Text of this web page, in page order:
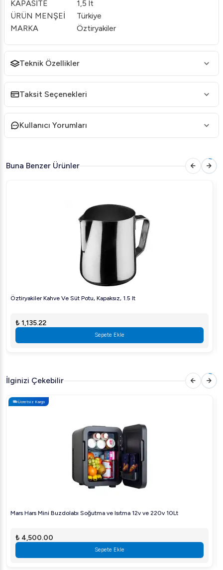
KAPASİTE
1,5 lt
ÜRÜN MENŞEİ
Türkiye
MARKA
Öztiryakiler
Teknik Özellikler
Taksit Seçenekleri
Kullanıcı Yorumları
Buna Benzer Ürünler
Öztiryakiler Kahve Ve Süt Potu, Kapaksız, 1.5 lt
₺ 1,135.22
Sepete Ekle
İlginizi Çekebilir
Ücretsiz Kargo
Mars Hars Mini Buzdolabı Soğutma ve Isıtma 12v ve 220v 10Lt
₺ 4,500.00
Sepete Ekle